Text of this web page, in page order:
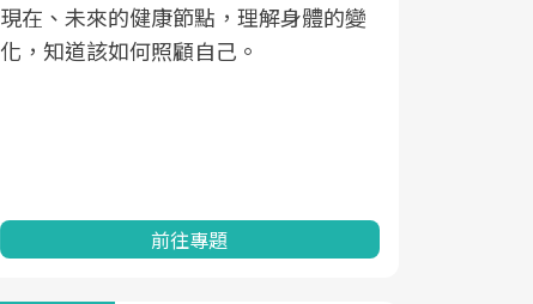
現在、未來的健康節點，理解身體的變
化，知道該如何照顧自己。
前往專題